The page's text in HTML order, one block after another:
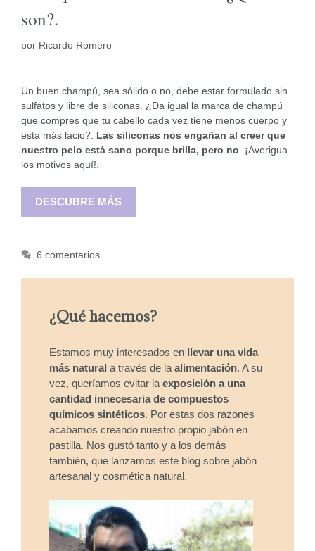
son?.
por Ricardo Romero
Un buen champú, sea sólido o no, debe estar formulado sin
sulfatos y libre de siliconas. ¿Da igual la marca de champú
que compres que tu cabello cada vez tiene menos cuerpo y
está más lacio?. Las siliconas nos engañan al creer que
nuestro pelo está sano porque brilla, pero no . ¡Averigua
los motivos aquí!.
DESCUBRE MÁS
6 comentarios
¿Qué hacemos?
Estamos muy interesados en llevar una vida
más natural a través de la alimentación. A su
vez, queríamos evitar la exposición a una
cantidad innecesaria de compuestos
químicos sintéticos. Por estas dos razones
acabamos creando nuestro propio jabón en
pastilla. Nos gustó tanto y a los demás
también, que lanzamos este blog sobre jabón
artesanal y cosmética natural.